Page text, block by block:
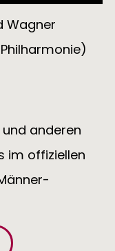
Wagner
anderen
im offiziellen